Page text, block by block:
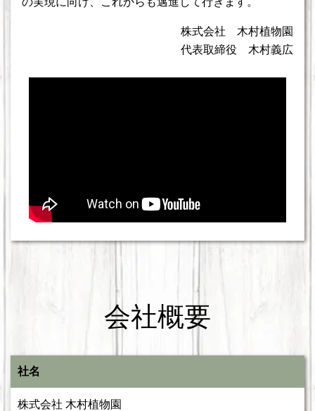
株式会社 木村植物園
代表取締役 木村義広
会社概要
社名
株式会社 木村植物園